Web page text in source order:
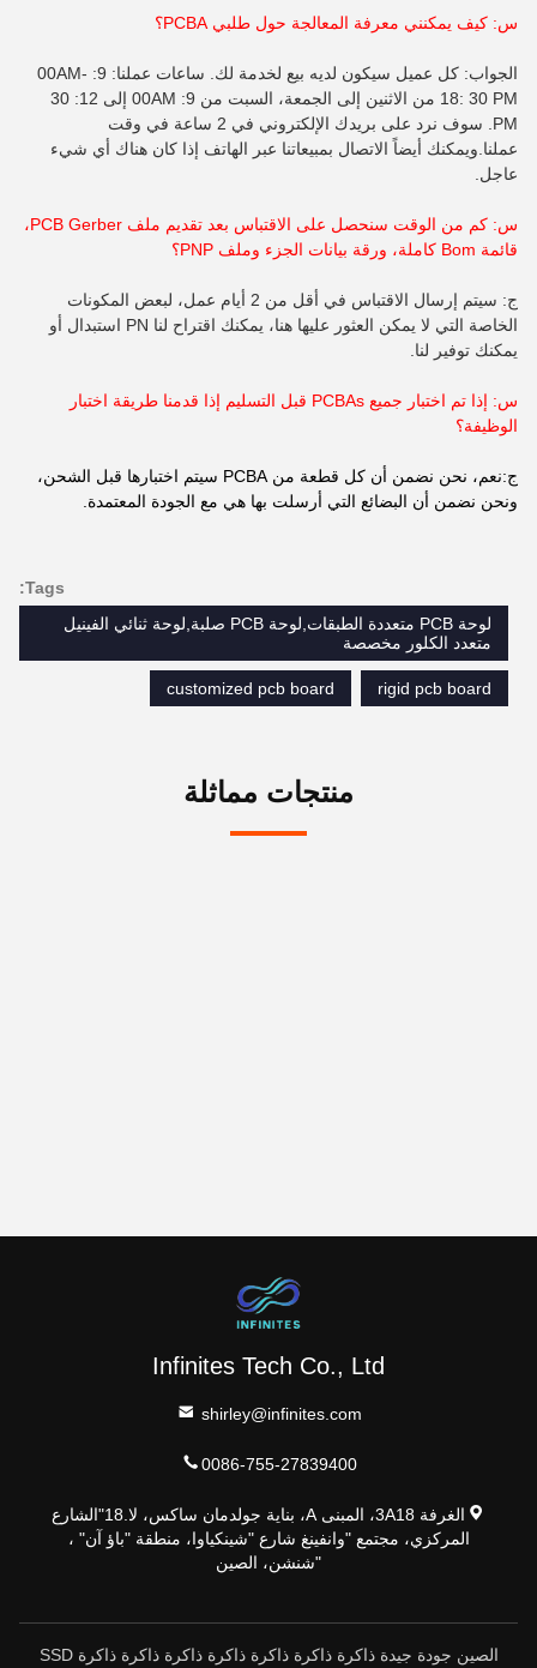
س: كيف يمكنني معرفة المعالجة حول طلبي PCBA؟
الجواب: كل عميل سيكون لديه بيع لخدمة لك. ساعات عملنا: 9: 00AM-
18: 30 PM من الاثنين إلى الجمعة، السبت من 9: 00AM إلى 12: 30
PM. سوف نرد على بريدك الإلكتروني في 2 ساعة في وقت
عملنا.ويمكنك أيضاً الاتصال بمبيعاتنا عبر الهاتف إذا كان هناك أي شيء
عاجل.
س: كم من الوقت سنحصل على الاقتباس بعد تقديم ملف PCB Gerber،
قائمة Bom كاملة، ورقة بيانات الجزء وملف PNP؟
ج: سيتم إرسال الاقتباس في أقل من 2 أيام عمل، لبعض المكونات
الخاصة التي لا يمكن العثور عليها هنا، يمكنك اقتراح لنا PN استبدال أو
يمكنك توفير لنا.
س: إذا تم اختبار جميع PCBAs قبل التسليم إذا قدمنا طريقة اختبار
الوظيفة؟
ج:نعم، نحن نضمن أن كل قطعة من PCBA سيتم اختبارها قبل الشحن،
ونحن نضمن أن البضائع التي أرسلت بها هي مع الجودة المعتمدة.
Tags:
لوحة PCB متعددة الطبقات,لوحة PCB صلبة,لوحة ثنائي الفينيل
متعدد الكلور مخصصة
rigid pcb board
customized pcb board
منتجات مماثلة
Infinites Tech Co., Ltd
shirley@infinites.com
0086-755-27839400
الغرفة 3A18، المبنى A، بناية جولدمان ساكس، لا.18"الشارع
المركزي، مجتمع "وانفينغ شارع "شينكياوا، منطقة "باؤ آن" ،
"شنشن، الصين
الصين جودة جيدة ذاكرة ذاكرة ذاكرة ذاكرة ذاكرة ذاكرة ذاكرة SSD